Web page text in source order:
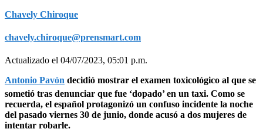
Chavely Chiroque
chavely.chiroque@prensmart.com
Actualizado el 04/07/2023, 05:01 p.m.
Antonio Pavón decidió mostrar el examen toxicológico al que se
sometió tras denunciar que fue ‘dopado’ en un taxi. Como se
recuerda, el español protagonizó un confuso incidente la noche
del pasado viernes 30 de junio, donde acusó a dos mujeres de
intentar robarle.